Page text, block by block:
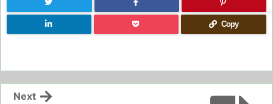
Copy
Next